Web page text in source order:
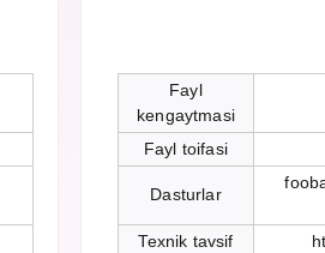
Fayl
kengaytmasi
Fayl toifasi
Dasturlar
Texnik tavsif